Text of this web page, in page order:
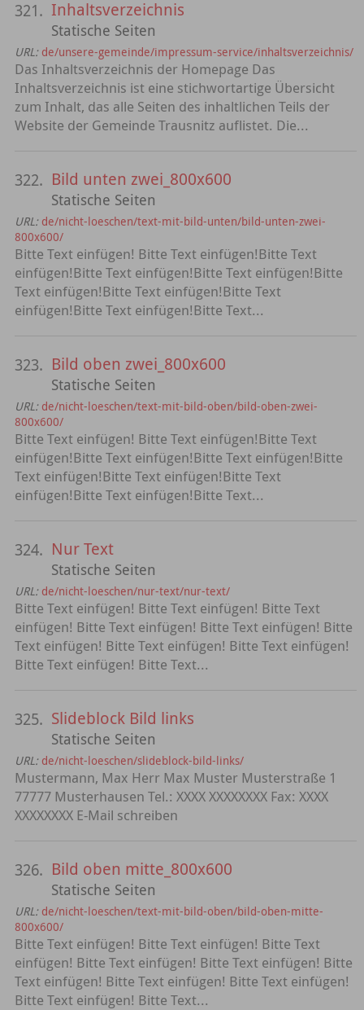
321. Inhaltsverzeichnis
Statische Seiten
URL: de/unsere-gemeinde/impressum-service/inhaltsverzeichnis/
Das Inhaltsverzeichnis der Homepage Das
Inhaltsverzeichnis ist eine stichwortartige Übersicht
zum Inhalt, das alle Seiten des inhaltlichen Teils der
Website der Gemeinde Trausnitz auflistet. Die...
322. Bild unten zwei_800x600
Statische Seiten
URL: de/nicht-loeschen/text-mit-bild-unten/bild-unten-zwei-
800x600/
Bitte Text einfügen! Bitte Text einfügen!Bitte Text
einfügen!Bitte Text einfügen!Bitte Text einfügen!Bitte
Text einfügen!Bitte Text einfügen!Bitte Text
einfügen!Bitte Text einfügen!Bitte Text...
323. Bild oben zwei_800x600
Statische Seiten
URL: de/nicht-loeschen/text-mit-bild-oben/bild-oben-zwei-
800x600/
Bitte Text einfügen! Bitte Text einfügen!Bitte Text
einfügen!Bitte Text einfügen!Bitte Text einfügen!Bitte
Text einfügen!Bitte Text einfügen!Bitte Text
einfügen!Bitte Text einfügen!Bitte Text...
324. Nur Text
Statische Seiten
URL: de/nicht-loeschen/nur-text/nur-text/
Bitte Text einfügen! Bitte Text einfügen! Bitte Text
einfügen! Bitte Text einfügen! Bitte Text einfügen! Bitte
Text einfügen! Bitte Text einfügen! Bitte Text einfügen!
Bitte Text einfügen! Bitte Text...
325. Slideblock Bild links
Statische Seiten
URL: de/nicht-loeschen/slideblock-bild-links/
Mustermann, Max Herr Max Muster Musterstraße 1
77777 Musterhausen Tel.: XXXX XXXXXXXX Fax: XXXX
XXXXXXXX E-Mail schreiben
326. Bild oben mitte_800x600
Statische Seiten
URL: de/nicht-loeschen/text-mit-bild-oben/bild-oben-mitte-
800x600/
Bitte Text einfügen! Bitte Text einfügen! Bitte Text
einfügen! Bitte Text einfügen! Bitte Text einfügen! Bitte
Text einfügen! Bitte Text einfügen! Bitte Text einfügen!
Bitte Text einfügen! Bitte Text...